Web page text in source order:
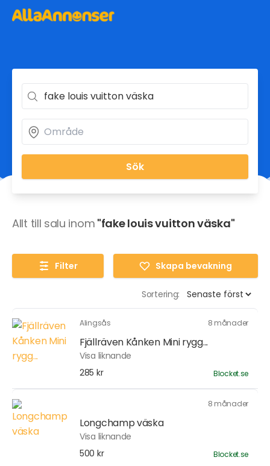
Sök
Allt till salu inom "fake louis vuitton väska"
Filter Skapa bevakning
Sortering:
Alingsås 8 månader
Fjällräven Kånken Mini rygg...
Visa liknande
285 kr
Blocket.se
8 månader
Longchamp väska
Visa liknande
500 kr
Blocket.se